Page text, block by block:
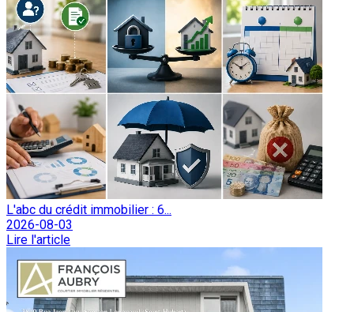
L'abc du crédit immobilier : 6...
2026-08-03
Lire l'article